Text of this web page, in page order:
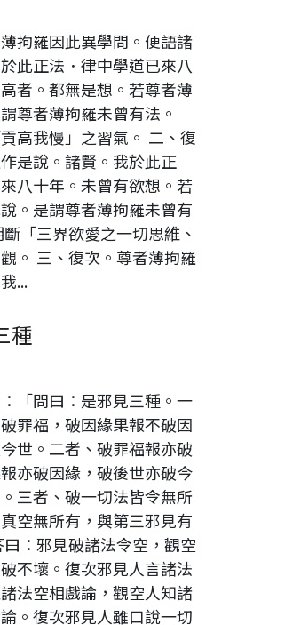
拘羅因此異學問。便語諸
此正法．律中學道已來八
者。都無是想。若尊者薄
尊者薄拘羅未曾有法。
高我慢」之習氣。 二、復
是說。諸賢。我於此正
八十年。未曾有欲想。若
。是謂尊者薄拘羅未曾有
「三界欲愛之一切思維、
。 三、復次。尊者薄拘羅
...
種
「問曰：是邪見三種。一
罪福，破因緣果報不破因
世。二者、破罪福報亦破
亦破因緣，破後世亦破今
三者、破一切法皆令無所
空無所有，與第三邪見有
：邪見破諸法令空，觀空
不壞。復次邪見人言諸法
法空相戲論，觀空人知諸
。復次邪見人雖口說一切